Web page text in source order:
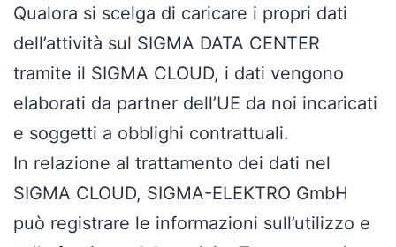
Qualora si scelga di caricare i propri dati
dell’attività sul SIGMA DATA CENTER
tramite il SIGMA CLOUD, i dati vengono
elaborati da partner dell’UE da noi incaricati
e soggetti a obblighi contrattuali.
In relazione al trattamento dei dati nel
SIGMA CLOUD, SIGMA-ELEKTRO GmbH
può registrare le informazioni sull’utilizzo e